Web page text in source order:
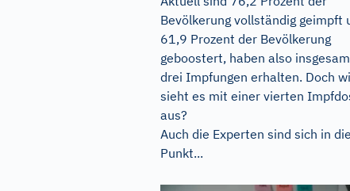
Bevölkerung vollständig geimpft
61,9 Prozent der Bevölkerung
geboostert, haben also
drei Impfungen erhalten. Doch
sieht es mit einer vierten
aus?
Auch die Experten sind sich in
Punkt...